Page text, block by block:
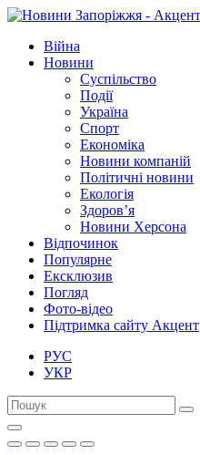
Війна
Новини
Суспільство
Події
Україна
Спорт
Економіка
Новини компаній
Політичні новини
Екологія
Здоров’я
Новини Херсона
Відпочинок
Популярне
Ексклюзив
Погляд
Фото-відео
Підтримка сайту Акцент
РУС
УКР